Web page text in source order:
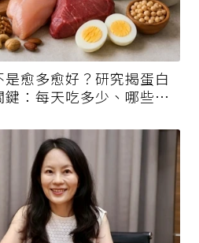
是愈多愈好？研究揭蛋白
：每天吃多少、哪些人
次看懂